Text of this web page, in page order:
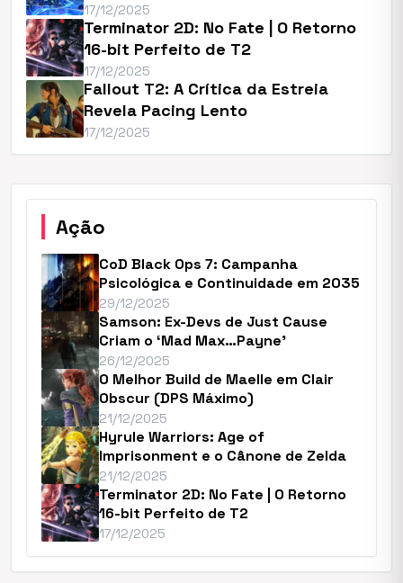
17/12/2025
Terminator 2D: No Fate | O Retorno
16-bit Perfeito de T2
17/12/2025
Fallout T2: A Crítica da Estreia
Revela Pacing Lento
17/12/2025
Ação
CoD Black Ops 7: Campanha
Psicológica e Continuidade em 2035
29/12/2025
Samson: Ex-Devs de Just Cause
Criam o ‘Mad Max…Payne’
26/12/2025
O Melhor Build de Maelle em Clair
Obscur (DPS Máximo)
21/12/2025
Hyrule Warriors: Age of
Imprisonment e o Cânone de Zelda
21/12/2025
Terminator 2D: No Fate | O Retorno
16-bit Perfeito de T2
17/12/2025